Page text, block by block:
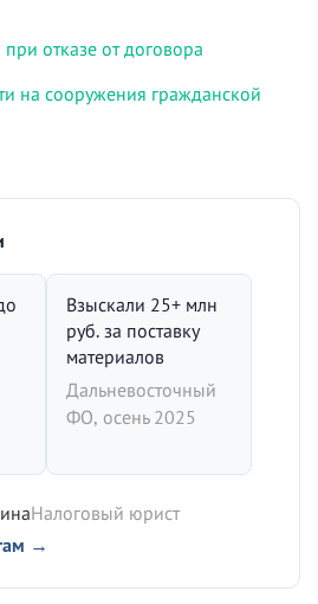
отказе от договора
на сооружения гражданской
Взыскали 25+ млн
руб. за поставку
материалов
Дальневосточный
ФО, осень 2025
Налоговый юрист
→